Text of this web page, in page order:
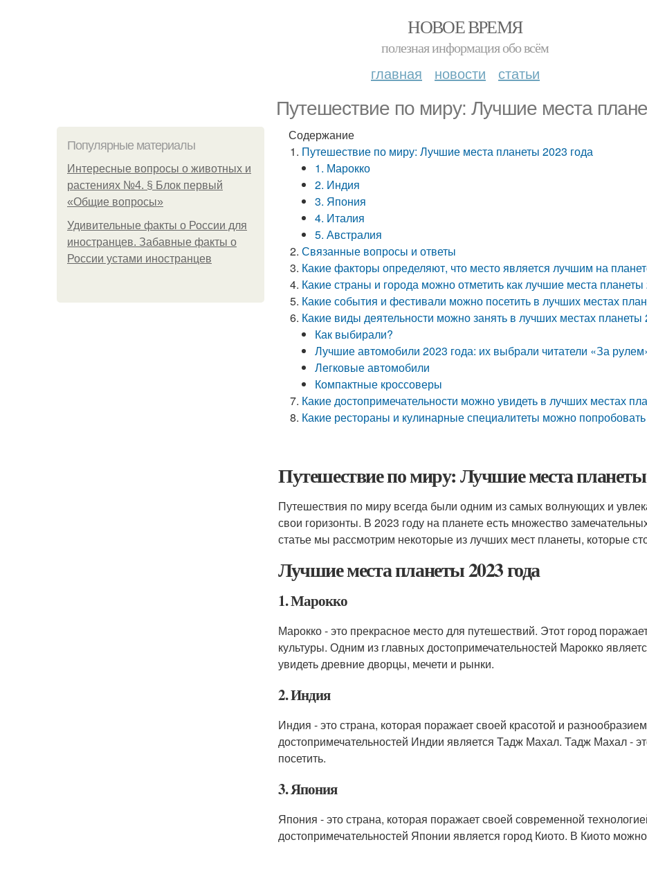
НОВОЕ ВРЕМЯ
полезная информация обо всём
главная новости статьи
Путешествие по миру: Лучшие места
Популярные материалы
Интересные вопросы о животных и
растениях №4. § Блок первый
«Общие вопросы»
Удивительные факты о России для
иностранцев. Забавные факты о
России устами иностранцев
Содержание
Путешествие по миру: Лучшие места планеты 2023 года
1. Марокко
2. Индия
3. Япония
4. Италия
5. Австралия
Связанные вопросы и ответы
Какие факторы определяют, что место является лучшим на
Какие страны и города можно отметить как лучшие места планеты
Какие события и фестивали можно посетить в лучших местах
Какие виды деятельности можно занять в лучших местах планеты
Как выбирали?
Лучшие автомобили 2023 года: их выбрали читатели «За
Легковые автомобили
Компактные кроссоверы
Какие достопримечательности можно увидеть в лучших местах
Какие рестораны и кулинарные специалитеты можно
Путешествие по миру: Лучшие места планеты
Путешествия по миру всегда были одним из самых волнующих и
свои горизонты. В 2023 году на планете есть множество
статье мы рассмотрим некоторые из лучших мест планеты, которые
Лучшие места планеты 2023 года
1. Марокко
Марокко - это прекрасное место для путешествий. Этот город
культуры. Одним из главных достопримечательностей Марокко
увидеть древние дворцы, мечети и рынки.
2. Индия
Индия - это страна, которая поражает своей красотой и
достопримечательностей Индии является Тадж Махал. Тадж Махал -
посетить.
3. Япония
Япония - это страна, которая поражает своей современной
достопримечательностей Японии является город Киото. В Киото